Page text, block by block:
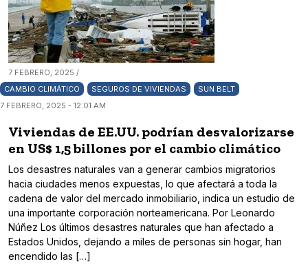
7 FEBRERO, 2025 /
CAMBIO CLIMÁTICO
SEGUROS DE VIVIENDAS
SUN BELT
7 FEBRERO, 2025 - 12:01 AM
Viviendas de EE.UU. podrían desvalorizarse
en US$ 1,5 billones por el cambio climático
Los desastres naturales van a generar cambios migratorios
hacia ciudades menos expuestas, lo que afectará a toda la
cadena de valor del mercado inmobiliario, indica un estudio de
una importante corporación norteamericana. Por Leonardo
Núñez Los últimos desastres naturales que han afectado a
Estados Unidos, dejando a miles de personas sin hogar, han
encendido las […]